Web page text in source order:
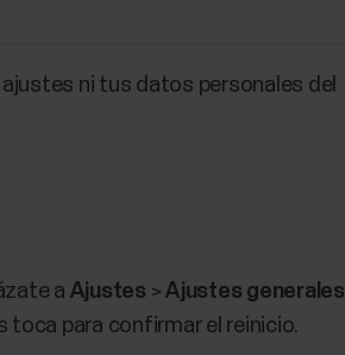
ni tus datos personales del
a Ajustes >Ajustes generales
toca para confirmar el reinicio.